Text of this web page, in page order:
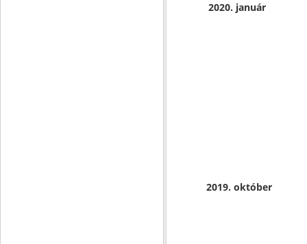
2020. január
2019. október